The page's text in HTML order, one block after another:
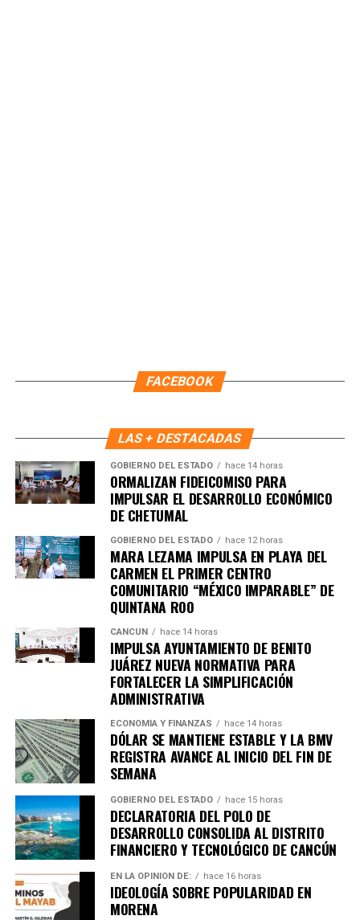
FACEBOOK
LAS + DESTACADAS
GOBIERNO DEL ESTADO hace 14 horas
ORMALIZAN FIDEICOMISO PARA
IMPULSAR EL DESARROLLO ECONÓMICO
DE CHETUMAL
GOBIERNO DEL ESTADO hace 12 horas
MARA LEZAMA IMPULSA EN PLAYA DEL
CARMEN EL PRIMER CENTRO
COMUNITARIO “MÉXICO IMPARABLE” DE
QUINTANA ROO
CANCÚN hace 14 horas
IMPULSA AYUNTAMIENTO DE BENITO
JUÁREZ NUEVA NORMATIVA PARA
FORTALECER LA SIMPLIFICACIÓN
ADMINISTRATIVA
ECONOMÍA Y FINANZAS hace 14 horas
DÓLAR SE MANTIENE ESTABLE Y LA BMV
REGISTRA AVANCE AL INICIO DEL FIN DE
SEMANA
GOBIERNO DEL ESTADO hace 15 horas
DECLARATORIA DEL POLO DE
DESARROLLO CONSOLIDA AL DISTRITO
FINANCIERO Y TECNOLÓGICO DE CANCÚN
EN LA OPINIÓN DE: hace 16 horas
IDEOLOGÍA SOBRE POPULARIDAD EN
MORENA